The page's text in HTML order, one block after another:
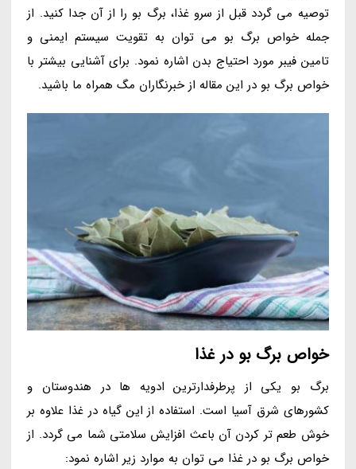
توصیه می گردد قبل از سرو غذا، برگ بو را از آن جدا کنید. از
جمله خواص برگ بو می توان به تقویت سیستم ایمنی و
تامین فیبر مورد احتیاج بدن اشاره نمود. برای آشنایی بیشتر با
خواص برگ بو در این مقاله از خبرنگاران مگ همراه ما باشید.
خواص برگ بو در غذا
برگ بو یکی از پرطرفدارترین ادویه ها در هندوستان و
کشورهای شرق آسیا است. استفاده از این گیاه در غذا علاوه بر
خوش طعم تر کردن آن باعث افزایش سلامتی شما می گردد. از
خواص برگ بو در غذا می توان به موارد زیر اشاره نمود: